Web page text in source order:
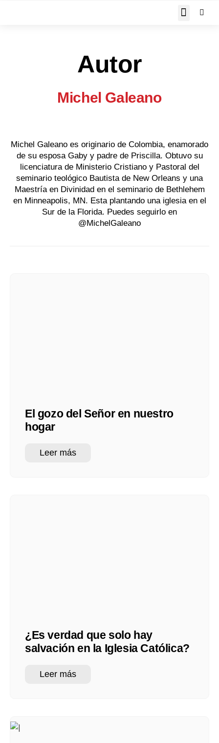
Autor
Michel Galeano
Michel Galeano es originario de Colombia, enamorado
de su esposa Gaby y padre de Priscilla. Obtuvo su
licenciatura de Ministerio Cristiano y Pastoral del
seminario teológico Bautista de New Orleans y una
Maestría en Divinidad en el seminario de Bethlehem
en Minneapolis, MN. Esta plantando una iglesia en el
Sur de la Florida. Puedes seguirlo en
@MichelGaleano
El gozo del Señor en nuestro
hogar
Leer más
¿Es verdad que solo hay
salvación en la Iglesia Católica?
Leer más